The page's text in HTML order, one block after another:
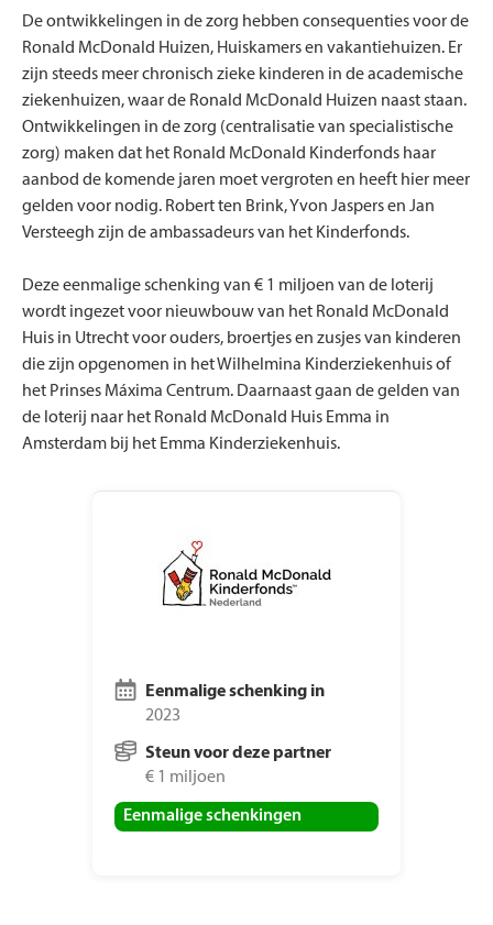
De ontwikkelingen in de zorg hebben consequenties voor de
Ronald McDonald Huizen, Huiskamers en vakantiehuizen. Er
zijn steeds meer chronisch zieke kinderen in de academische
ziekenhuizen, waar de Ronald McDonald Huizen naast staan.
Ontwikkelingen in de zorg (centralisatie van specialistische
zorg) maken dat het Ronald McDonald Kinderfonds haar
aanbod de komende jaren moet vergroten en heeft hier meer
gelden voor nodig. Robert ten Brink, Yvon Jaspers en Jan
Versteegh zijn de ambassadeurs van het Kinderfonds.
Deze eenmalige schenking van € 1 miljoen van de loterij
wordt ingezet voor nieuwbouw van het Ronald McDonald
Huis in Utrecht voor ouders, broertjes en zusjes van kinderen
die zijn opgenomen in het Wilhelmina Kinderziekenhuis of
het Prinses Máxima Centrum. Daarnaast gaan de gelden van
de loterij naar het Ronald McDonald Huis Emma in
Amsterdam bij het Emma Kinderziekenhuis.
Eenmalige schenking in
2023
Steun voor deze partner
€ 1 miljoen
Eenmalige schenkingen